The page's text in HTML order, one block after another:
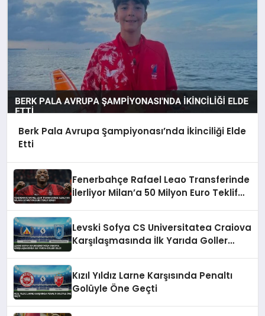
Berk Pala Avrupa Şampiyonası’nda İkinciliği Elde
Etti
Fenerbahçe Rafael Leao Transferinde
İlerliyor Milan’a 50 Milyon Euro Teklif
Levski Sofya CS Universitatea Craiova
Karşılaşmasında İlk Yarıda Goller
Kızıl Yıldız Larne Karşısında Penaltı
Golüyle Öne Geçti